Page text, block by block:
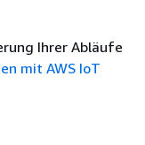
Ihrer Abläufe
mit AWS IoT